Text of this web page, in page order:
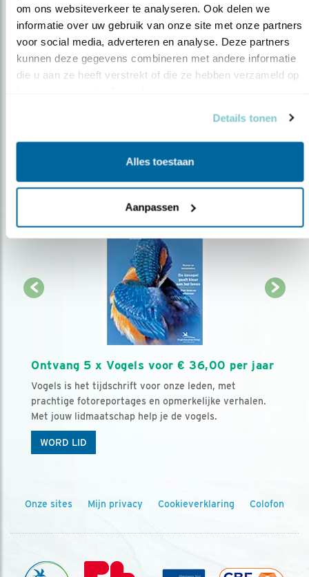
om ons websiteverkeer te analyseren. Ook delen we
informatie over uw gebruik van onze site met onze partners
voor social media, adverteren en analyse. Deze partners
kunnen deze gegevens combineren met andere informatie
die u aan ze heeft verstrekt of die ze hebben verzameld op
Details tonen
Alles toestaan
Aanpassen
Op de hoogte blijven?
Meld je aan en ontvang nieuws, inspiratie, acties en tips
over vogels en activiteiten van Vogelbescherming.
Ontvang 5 x Vogels voor € 36,00 per jaar
Vogels is het tijdschrift voor onze leden, met
prachtige fotoreportages en opmerkelijke verhalen.
Met jouw lidmaatschap help je de vogels.
WORD LID
Onze sites Mijn privacy Cookieverklaring Colofon